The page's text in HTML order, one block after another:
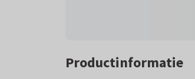
Productinformatie